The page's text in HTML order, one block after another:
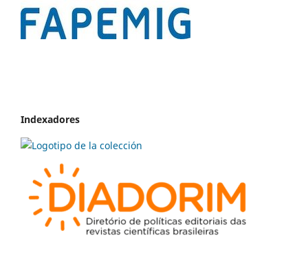
Indexadores